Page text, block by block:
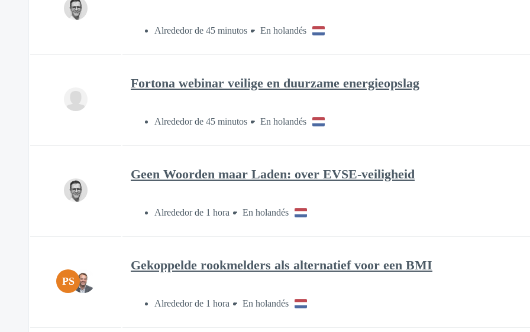
Alrededor de 45 minutos En holandés
Fortona webinar veilige en duurzame energieopslag
Alrededor de 45 minutos En holandés
Geen Woorden maar Laden: over EVSE-veiligheid
Alrededor de 1 hora En holandés
PS
Gekoppelde rookmelders als alternatief voor een BMI
Alrededor de 1 hora En holandés